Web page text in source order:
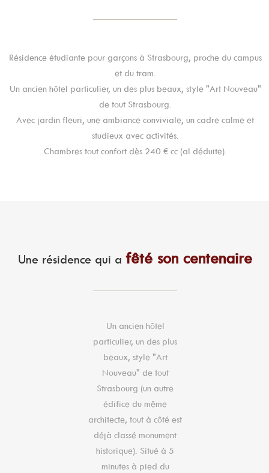
Résidence étudiante pour garçons à Strasbourg, proche du campus
et du tram.
Un ancien hôtel particulier, un des plus beaux, style "Art Nouveau"
de tout Strasbourg.
Avec jardin fleuri, une ambiance conviviale, un cadre calme et
studieux avec activités.
Chambres tout confort dès 240 € cc (al déduite).
Une résidence qui a fêté son centenaire
Un ancien hôtel
particulier, un des plus
beaux, style "Art
Nouveau" de tout
Strasbourg (un autre
édifice du même
architecte, tout à côté est
déjà classé monument
historique). Situé à 5
minutes à pied du